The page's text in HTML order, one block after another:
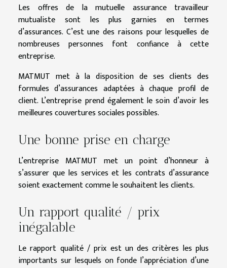
Les offres de la mutuelle assurance travailleur
mutualiste sont les plus garnies en termes
d’assurances. C’est une des raisons pour lesquelles de
nombreuses personnes font confiance à cette
entreprise.
MATMUT met à la disposition de ses clients des
formules d’assurances adaptées à chaque profil de
client. L’entreprise prend également le soin d’avoir les
meilleures couvertures sociales possibles.
Une bonne prise en charge
L’entreprise MATMUT met un point d’honneur à
s’assurer que les services et les contrats d’assurance
soient exactement comme le souhaitent les clients.
Un rapport qualité / prix
inégalable
Le rapport qualité / prix est un des critères les plus
importants sur lesquels on fonde l’appréciation d’une